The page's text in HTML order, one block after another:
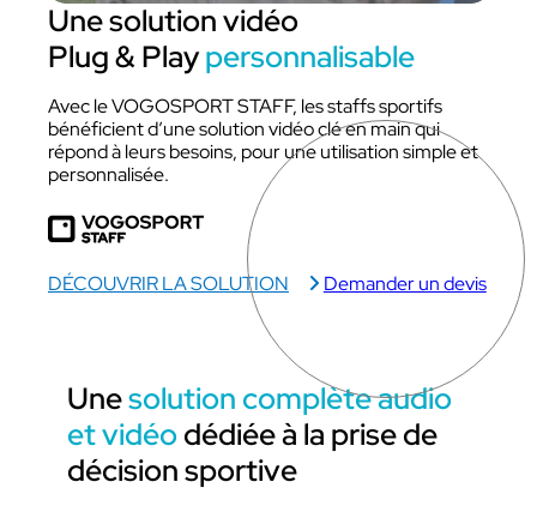
Une solution vidéo
Plug & Playpersonnalisable
Avec le VOGOSPORT STAFF, les staffs sportifs
bénéficient d’une solution vidéo clé en main qui
répond à leurs besoins, pour une utilisation simple et
personnalisée.
DÉCOUVRIR LA SOLUTION Demander un devis
Unesolution complète audio
et vidéodédiée à la prise de
décision sportive